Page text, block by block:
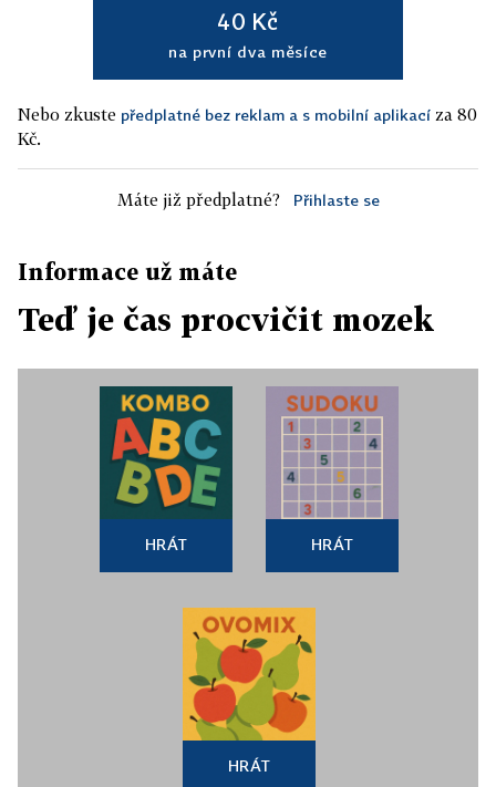
40 Kč
na první dva měsíce
Nebo zkuste předplatné bez reklam a s mobilní aplikací za 80
Kč.
Máte již předplatné? Přihlaste se
Informace už máte
Teď je čas procvičit mozek
HRÁT HRÁT
HRÁT